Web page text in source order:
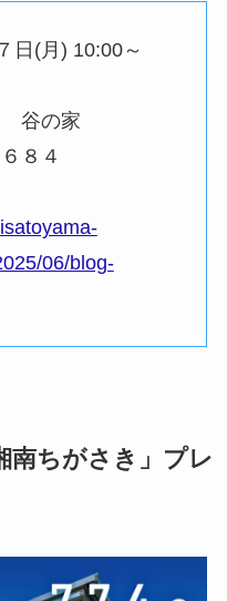
日(月) 10:00～
谷の家
８４
06/blog-
南ちがさき」プレ